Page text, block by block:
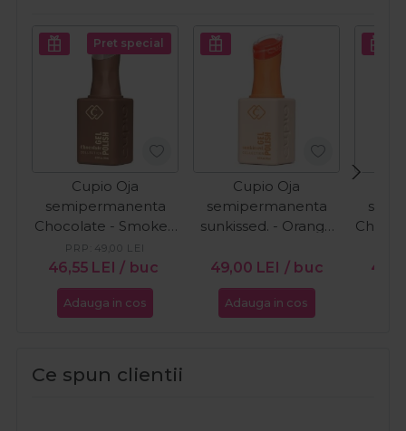
Pret special
Cupio Oja
semipermanenta
Chocolate - Smoked
Cacao 15ml
46,55 LEI / buc
PRP: 49,00 LEI
Adauga in cos
Cupio Oja
semipermanenta
sunkissed. - Orange
49,00 LEI / buc
Adauga in cos
Ce spun clientii